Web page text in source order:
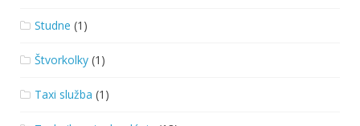
Studne (1)
Štvorkolky (1)
Taxi služba (1)